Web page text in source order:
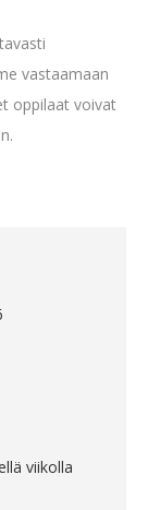
vastaamaan
oppilaat voivat
viikolla